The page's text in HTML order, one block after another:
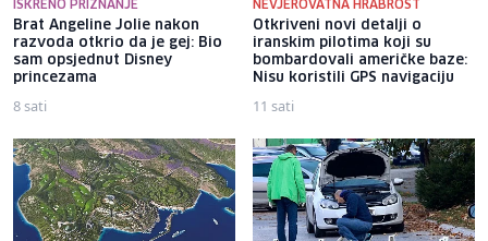
ISKRENO PRIZNANJE
Brat Angeline Jolie nakon
razvoda otkrio da je gej: Bio
sam opsjednut Disney
princezama
8 sati
NEVJEROVATNA HRABROST
Otkriveni novi detalji o
iranskim pilotima koji su
bombardovali američke baze:
Nisu koristili GPS navigaciju
11 sati